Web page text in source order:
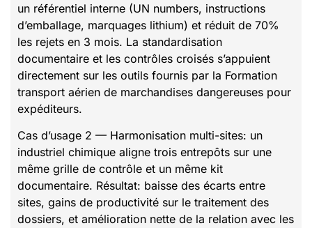
un référentiel interne (UN numbers, instructions
d’emballage, marquages lithium) et réduit de 70%
les rejets en 3 mois. La standardisation
documentaire et les contrôles croisés s’appuient
directement sur les outils fournis par la Formation
transport aérien de marchandises dangereuses pour
expéditeurs.
Cas d’usage 2 — Harmonisation multi-sites: un
industriel chimique aligne trois entrepôts sur une
même grille de contrôle et un même kit
documentaire. Résultat: baisse des écarts entre
sites, gains de productivité sur le traitement des
dossiers, et amélioration nette de la relation avec les